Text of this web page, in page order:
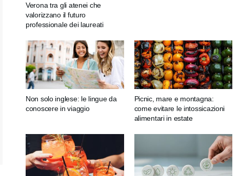
Verona tra gli atenei che
valorizzano il futuro
professionale dei laureati
Non solo inglese: le lingue da
conoscere in viaggio
Picnic, mare e montagna:
come evitare le intossicazioni
alimentari in estate